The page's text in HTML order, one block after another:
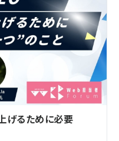
げるために必要